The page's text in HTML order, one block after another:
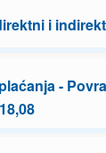
i
-